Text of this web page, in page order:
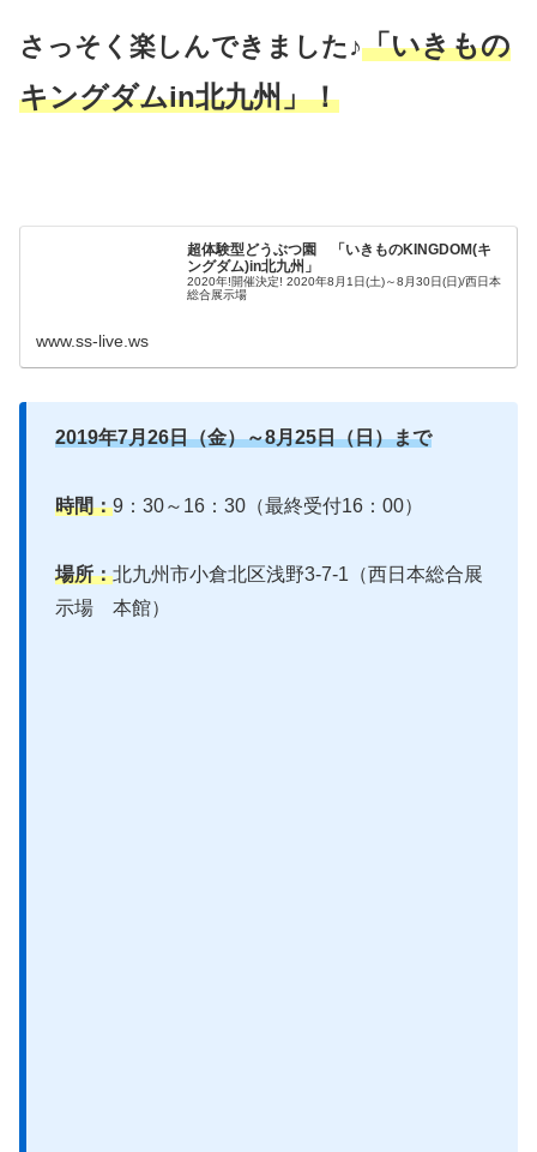
さっそく楽しんできました♪「いきもの
キングダムin北九州」！
超体験型どうぶつ園 「いきものKINGDOM(キ
ングダム)in北九州」
2020年!開催決定! 2020年8月1日(土)～8月30日(日)/西日本
総合展示場
www.ss-live.ws
2019年7月26日（金）～8月25日（日）まで
時間：9：30～16：30（最終受付16：00）
場所：北九州市小倉北区浅野3-7-1（西日本総合展
示場 本館）